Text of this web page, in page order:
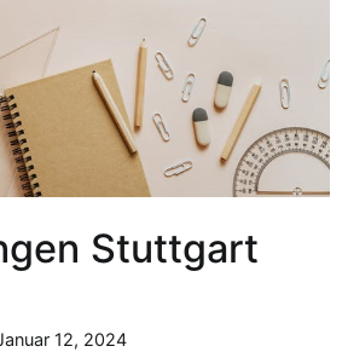
Stuttgart
12, 2024